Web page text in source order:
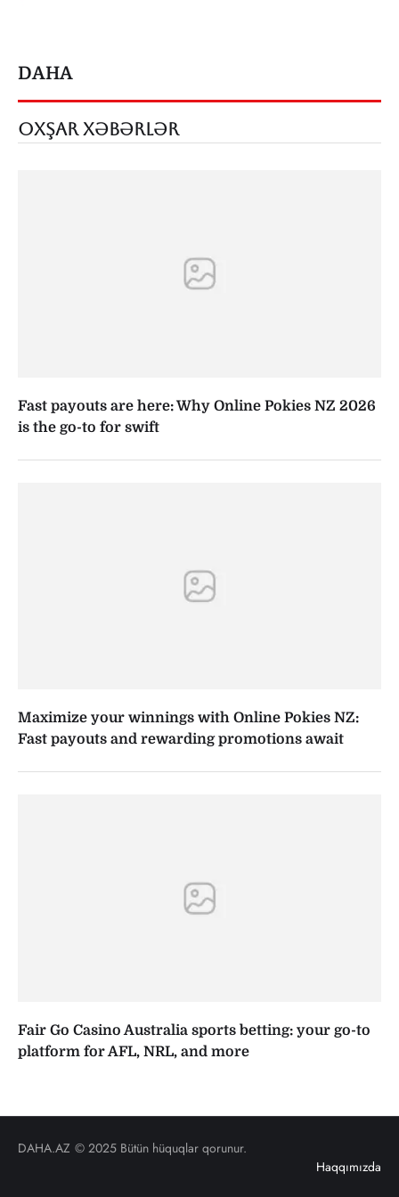
DAHA
OXŞAR XƏBƏRLƏR
Fast payouts are here: Why Online Pokies NZ 2026
is the go-to for swift
Maximize your winnings with Online Pokies NZ:
Fast payouts and rewarding promotions await
Fair Go Casino Australia sports betting: your go-to
platform for AFL, NRL, and more
DAHA.AZ © 2025 Bütün hüquqlar qorunur.
Haqqımızda